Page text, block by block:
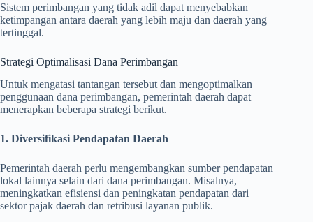
Sistem perimbangan yang tidak adil dapat menyebabkan
ketimpangan antara daerah yang lebih maju dan daerah yang
tertinggal.
Strategi Optimalisasi Dana Perimbangan
Untuk mengatasi tantangan tersebut dan mengoptimalkan
penggunaan dana perimbangan, pemerintah daerah dapat
menerapkan beberapa strategi berikut.
1. Diversifikasi Pendapatan Daerah
Pemerintah daerah perlu mengembangkan sumber pendapatan
lokal lainnya selain dari dana perimbangan. Misalnya,
meningkatkan efisiensi dan peningkatan pendapatan dari
sektor pajak daerah dan retribusi layanan publik.